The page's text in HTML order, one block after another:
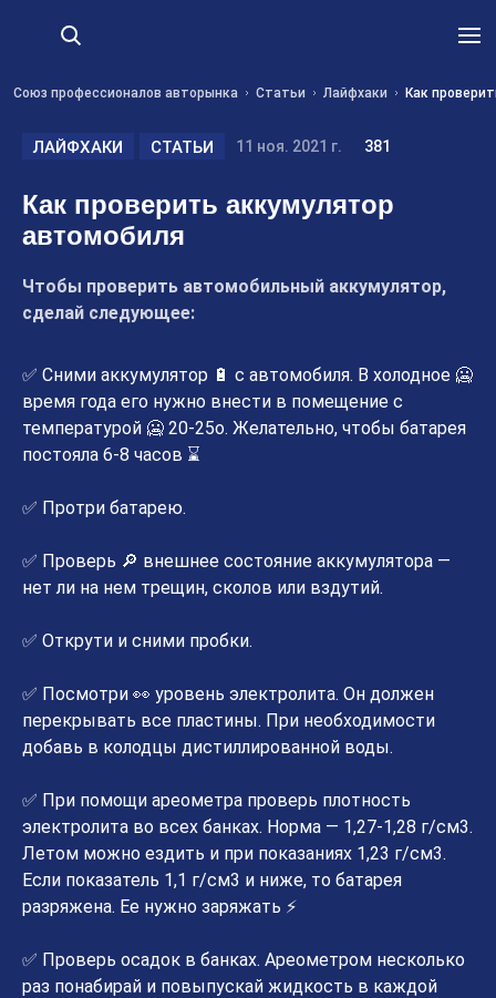
Союз профессионалов авторынка Статьи Лайфхаки Как
ЛАЙФХАКИ СТАТЬИ 11 ноя. 2021 г. 381
Как проверить аккумулятор
автомобиля
Чтобы проверить автомобильный аккумулятор,
сделай следующее:
✅ Сними аккумулятор 🔋 с автомобиля. В холодное 🥶
время года его нужно внести в помещение с
температурой 🥶 20-25о. Желательно, чтобы батарея
постояла 6-8 часов ⌛
✅ Протри батарею.
✅ Проверь 🔎 внешнее состояние аккумулятора —
нет ли на нем трещин, сколов или вздутий.
✅ Открути и сними пробки.
✅ Посмотри 👀 уровень электролита. Он должен
перекрывать все пластины. При необходимости
добавь в колодцы дистиллированной воды.
✅ При помощи ареометра проверь плотность
электролита во всех банках. Норма — 1,27-1,28 г/см3.
Летом можно ездить и при показаниях 1,23 г/см3.
Если показатель 1,1 г/см3 и ниже, то батарея
разряжена. Ее нужно заряжать ⚡
✅ Проверь осадок в банках. Ареометром несколько
раз понабирай и повыпускай жидкость в каждой